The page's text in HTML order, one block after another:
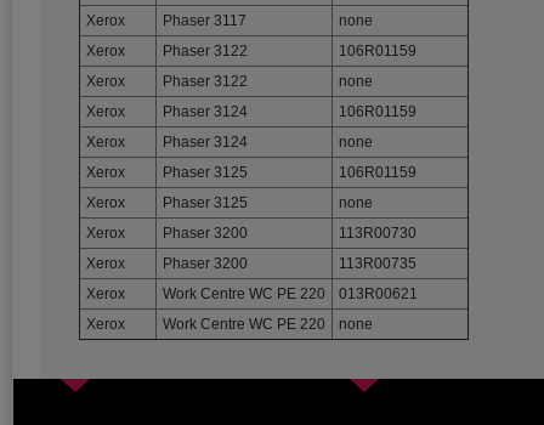
Xerox
Phaser 3117
none
Xerox
Phaser 3122
106R01159
Xerox
Phaser 3122
none
Xerox
Phaser 3124
106R01159
Xerox
Phaser 3124
none
Xerox
Phaser 3125
106R01159
Xerox
Phaser 3125
none
Xerox
Phaser 3200
113R00730
Xerox
Phaser 3200
113R00735
Xerox
Work Centre WC PE 220
013R00621
Xerox
Work Centre WC PE 220 none